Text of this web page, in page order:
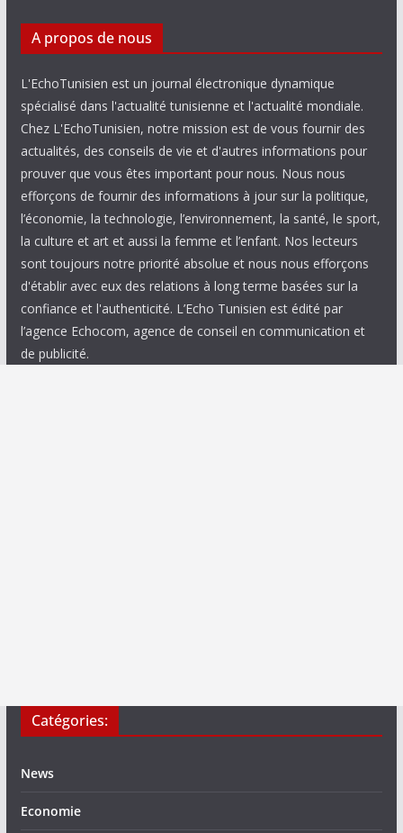
A propos de nous
L'EchoTunisien est un journal électronique dynamique
spécialisé dans l'actualité tunisienne et l'actualité mondiale.
Chez L'EchoTunisien, notre mission est de vous fournir des
actualités, des conseils de vie et d'autres informations pour
prouver que vous êtes important pour nous. Nous nous
efforçons de fournir des informations à jour sur la politique,
l’économie, la technologie, l’environnement, la santé, le sport,
la culture et art et aussi la femme et l’enfant. Nos lecteurs
sont toujours notre priorité absolue et nous nous efforçons
d'établir avec eux des relations à long terme basées sur la
confiance et l'authenticité. L’Echo Tunisien est édité par
l’agence Echocom, agence de conseil en communication et
de publicité.
Catégories:
News
Economie